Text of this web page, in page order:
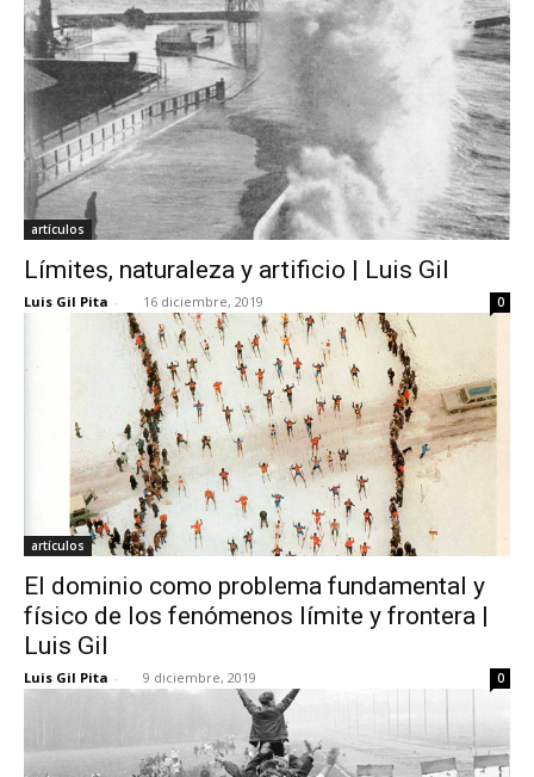
artículos
Límites, naturaleza y artificio | Luis Gil
Luis Gil Pita - 16 diciembre, 2019 0
artículos
El dominio como problema fundamental y
físico de los fenómenos límite y frontera |
Luis Gil
Luis Gil Pita - 9 diciembre, 2019 0